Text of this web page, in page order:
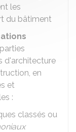
les
du bâtiment
d'architecture
en
et
:
classés ou